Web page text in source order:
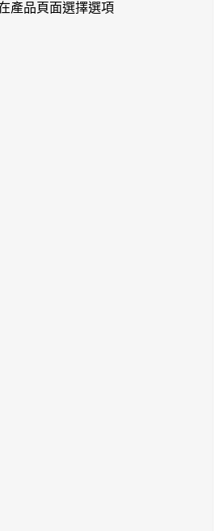
產品頁面選擇選項